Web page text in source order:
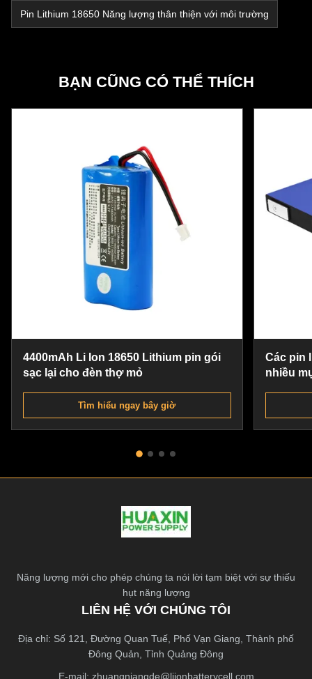
Pin Lithium 18650 Năng lượng thân thiện với môi trường
BẠN CŨNG CÓ THỂ THÍCH
4400mAh Li Ion 18650 Lithium pin gói
sạc lại cho đèn thợ mỏ
Tìm hiểu ngay bây giờ
Các pin
nhiều
Năng lượng mới cho phép chúng ta nói lời tạm biệt với sự thiếu
hụt năng lượng
LIÊN HỆ VỚI CHÚNG TÔI
Địa chỉ: Số 121, Đường Quan Tuế, Phố Vạn Giang, Thành phố
Đông Quản, Tỉnh Quảng Đông
E-mail: zhuangniangde@liionbatterycell.com